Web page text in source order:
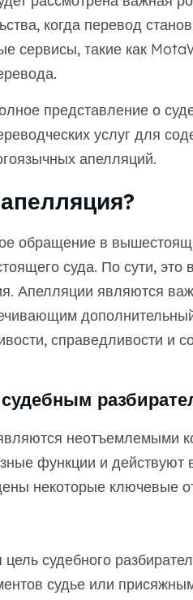
когда перевод
сервисы, такие как
представление о
услуг для
апелляций.
обращение в
суда. По сути, это
Апелляции являются
справедливости и
неотъемлемыми
функции и действуют
некоторые ключевые
судебного
судье или